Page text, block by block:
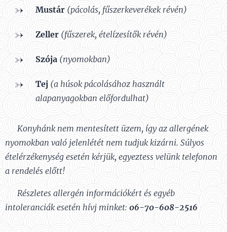
Mustár (pácolás, fűszerkeverékek révén)
Zeller (fűszerek, ételízesítők révén)
Szója (nyomokban)
Tej (a húsok pácolásához használt
alapanyagokban előfordulhat)
Konyhánk nem mentesített üzem, így az allergének
nyomokban való jelenlétét nem tudjuk kizárni. Súlyos
ételérzékenység esetén kérjük, egyeztess velünk telefonon
a rendelés előtt!
Részletes allergén információkért és egyéb
intoleranciák esetén hívj minket: 06-70-608-2516